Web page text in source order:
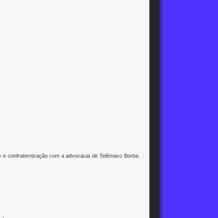
confraternização com a advocacia de Telêmaco Borba.